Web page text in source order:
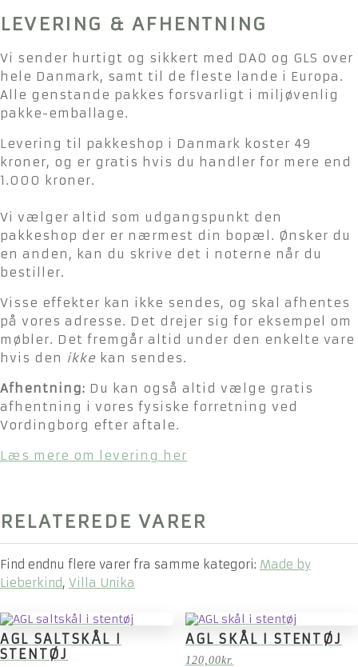
LEVERING & AFHENTNING
Vi sender hurtigt og sikkert med DAO og GLS over
hele Danmark, samt til de fleste lande i Europa.
Alle genstande pakkes forsvarligt i miljøvenlig
pakke-emballage.
Levering til pakkeshop i Danmark koster 49
kroner, og er gratis hvis du handler for mere end
1.000 kroner.
Vi vælger altid som udgangspunkt den
pakkeshop der er nærmest din bopæl. Ønsker du
en anden, kan du skrive det i noterne når du
bestiller.
Visse effekter kan ikke sendes, og skal afhentes
på vores adresse. Det drejer sig for eksempel om
møbler. Det fremgår altid under den enkelte vare
hvis den ikke kan sendes.
Afhentning: Du kan også altid vælge gratis
afhentning i vores fysiske forretning ved
Vordingborg efter aftale.
Læs mere om levering her
RELATEREDE VARER
Find endnu flere varer fra samme kategori: Made by
Lieberkind, Villa Unika
AGL SALTSKÅL I
STENTØJ
AGL SKÅL I STENTØJ
120,00kr.